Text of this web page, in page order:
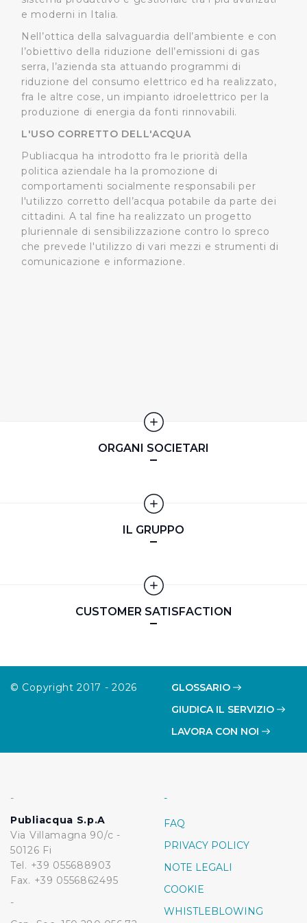
dalla Dichiarazione sui cookie.
Utilizziamo dei cookie tecnici necessari per rendere
fruibile il sito web abilitandone funzionalità di base quali
la navigazione sulle pagine e l'accesso alle aree
protette. In linea con le preferenze manifestate
dall’Utente e con i consensi dallo stesso prestati, i
traffico sul nostro sito web, per personalizzare
contenuti ed annunci e per fornire funzionalità dei social
media, condividendo informazioni sul modo in cui
l’Utente utilizza il nostro sito con i nostri partner. Tali
soggetti, che si occupano di analisi dei dati web,
pubblicità e social media, potrebbero combinare le
informazioni ricevute con altre informazioni che l’Utente
ha fornito loro o che hanno raccolto dal suo utilizzo dei
della condivisione di informazioni sopra indicata.
Cliccando su "Rifiuta" o sulla "X" posizionata in alto a
presente banner comporta il permanere delle
navigazione in assenza di cookie o altri sistemi di
e moderni in Italia.
Nell’ottica della salvaguardia dell’ambiente e con
l’obiettivo della riduzione dell’emissioni di gas
serra, l’azienda sta attuando programmi di
riduzione del consumo elettrico ed ha realizzato,
fra le altre cose, un impianto idroelettrico per la
produzione di energia da fonti rinnovabili.
L'USO CORRETTO DELL'ACQUA
Publiacqua ha introdotto fra le priorità della
politica aziendale ha la promozione di
comportamenti socialmente responsabili per
l'utilizzo corretto dell’acqua potabile da parte dei
cittadini. A tal fine ha realizzato un progetto
pluriennale di sensibilizzazione contro lo spreco
che prevede l'utilizzo di vari mezzi e strumenti di
comunicazione e informazione.
ORGANI SOCIETARI
IL GRUPPO
CUSTOMER SATISFACTION
© Copyright 2017 - 2026
GLOSSARIO
GIUDICA IL SERVIZIO
LAVORA CON NOI
-
Publiacqua S.p.A
Via Villamagna 90/c -
50126 Fi
Tel. +39 055688903
Fax. +39 0556862495
-
-
FAQ
PRIVACY POLICY
NOTE LEGALI
COOKIE
WHISTLEBLOWING